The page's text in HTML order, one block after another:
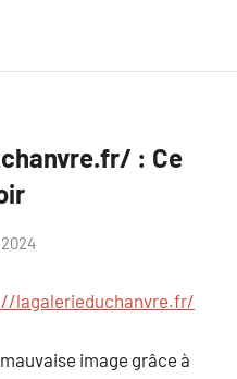
: Ce
lagalerieduchanvre.fr/
image grâce à